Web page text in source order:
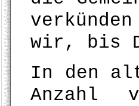
wir, bis
In den
Anzahl